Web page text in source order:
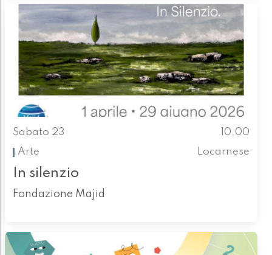
Sabato 23
10.00
Arte
Locarnese
In silenzio
Fondazione Majid